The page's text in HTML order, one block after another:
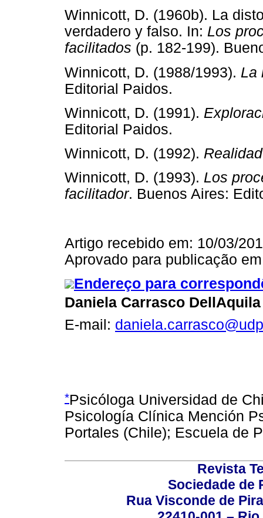
Winnicott, D. (1960b). La
verdadero y falso. In: Los
facilitados (p. 182-199).
Winnicott, D. (1988/1993). La
Editorial Paidos.
Winnicott, D. (1991).
Editorial Paidos.
Winnicott, D. (1992).
Winnicott, D. (1993). Los
facilitador. Buenos Aires:
Artigo recebido em: 10/03/
Aprovado para publicação
Endereço para
Daniela Carrasco DellAquila
E-mail:
*Psicóloga Universidad de
Psicología Clínica Mención
Portales (Chile); Escuela de
Revista
Sociedade de
Rua Visconde de